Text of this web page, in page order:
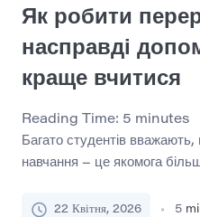
Як робити
насправді
краще вчитися
Reading Time: 5 minutes
Багато студентів
навчання – це якомога
особливо коли
22 Квітня, 2026 5